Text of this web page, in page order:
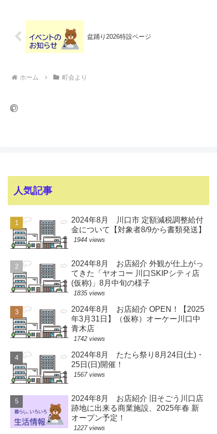
盆踊り2026特設ページ
ホーム 町会より
人気記事
2024年8月 川口市 定額減税調整給付
金について【対象者8/9から書類発送】
1944 views
2024年8月 お店紹介 外観が仕上がっ
てきた「ヤオコー 川口SKIPシティ店
(仮称)」8月中旬の様子
1835 views
2024年8月 お店紹介 OPEN！【2025
年3月31日】（仮称）オーケー川口中
青木店
1742 views
2024年8月 たたら祭り8月24日(土)・
25日(日)開催！
1567 views
2024年8月 お店紹介 旧そごう川口店
跡地に出来る商業施設、2025年春 新
オープン予定！
1227 views